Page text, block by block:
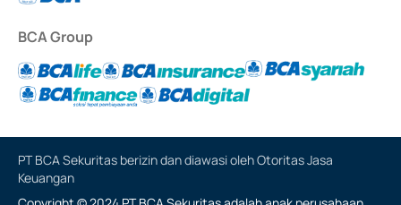
BCA Group
PT BCA Sekuritas berizin dan diawasi oleh Otoritas Jasa
Keuangan